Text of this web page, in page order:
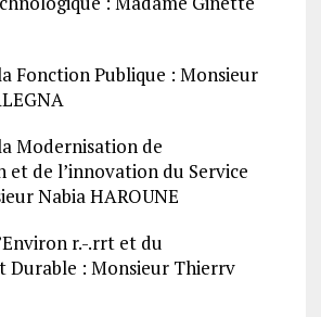
Fonction Publique : Monsieur
Modernisation de
et de l’innovation du Service
Nabia HAROUNE
r.-.rrt et du
Durable : Monsieur Thierrv